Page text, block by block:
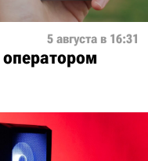
5 августа в 16:31
оператором